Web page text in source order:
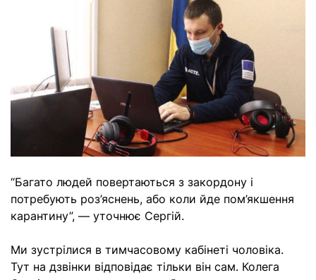
“Багато людей повертаються з закордону і
потребують роз’яснень, або коли йде пом’якшення
карантину”, — уточнює Сергій.
Ми зустрілися в тимчасовому кабінеті чоловіка.
Тут на дзвінки відповідає тільки він сам. Колега